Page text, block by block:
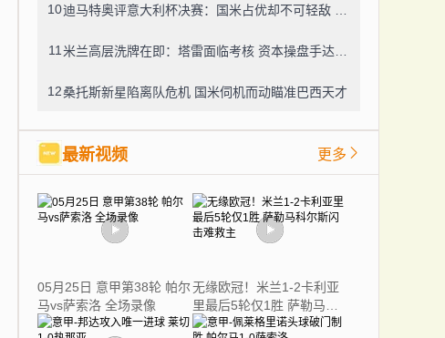
10
11
12桑托斯新星陷离队危机 国米伺机而动瞄准巴西天才
最新视频 更多
05月25日 意甲第38轮 帕尔
马vs萨索洛 全场录像
无缘欧冠！米兰1-2卡利亚
里最后5轮仅1胜 萨勒马科
尔斯闪击难救主